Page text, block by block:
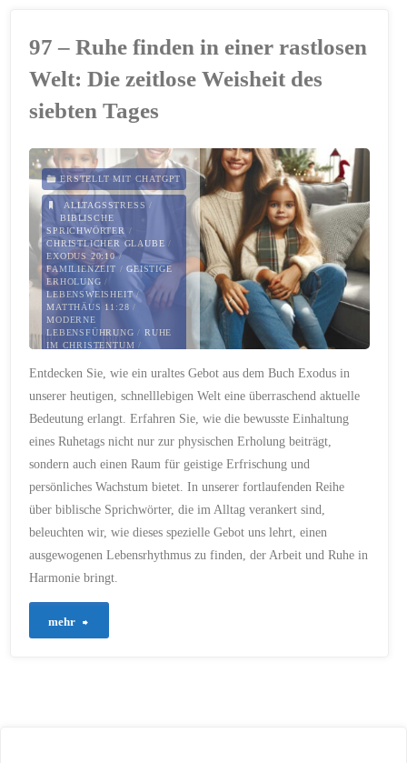
97 – Ruhe finden in einer rastlosen
Welt: Die zeitlose Weisheit des
siebten Tages
ERSTELLT MIT CHATGPT
ALLTAGSSTRESS /
BIBLISCHE
SPRICHWÖRTER /
CHRISTLICHER GLAUBE /
EXODUS 20:10/
FAMILIENZEIT /GEISTIGE
ERHOLUNG /
LEBENSWEISHEIT/
MATTHÄUS 11:28 /
MODERNE
LEBENSFÜHRUNG / RUHE
IM CHRISTENTUM /
SELBSTREFLEXION/
/SPRICHWORT /WORK-
20. DEZEMBER 2023
Entdecken Sie, wie ein uraltes Gebot aus dem Buch Exodus in
unserer heutigen, schnelllebigen Welt eine überraschend aktuelle
Bedeutung erlangt. Erfahren Sie, wie die bewusste Einhaltung
eines Ruhetags nicht nur zur physischen Erholung beiträgt,
sondern auch einen Raum für geistige Erfrischung und
persönliches Wachstum bietet. In unserer fortlaufenden Reihe
über biblische Sprichwörter, die im Alltag verankert sind,
beleuchten wir, wie dieses spezielle Gebot uns lehrt, einen
ausgewogenen Lebensrhythmus zu finden, der Arbeit und Ruhe in
Harmonie bringt.
mehr